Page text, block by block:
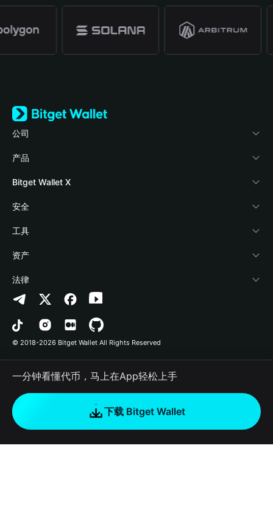
公司
关于 Bitget Wallet
博客
学院
加密资讯
帮助中心
联系我们
品牌资源
工作机会
产品
加密卡
稳定币理财
Payfi Crypto
Crypto Swap API
山寨季指数
预测市场
DApp
RWA
如何购买加密货币
Bitget Wallet X
开发者文档
接入钱包
Bitget Wallet Pay
合作上架
安全
风险保障基金
安全防护技术
工具
快捷买币
授权检测
合约检测
批量转账
资产
Arbitrum
Avalanche
Bitcoin
Polygon
法律
隐私协议
用户使用协议
© 2018-2026 Bitget Wallet All Rights Reserved
一分钟看懂代币，马上在App轻松上手
下载 Bitget Wallet